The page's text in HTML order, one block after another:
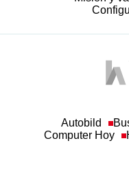
Autobild
Computer Hoy